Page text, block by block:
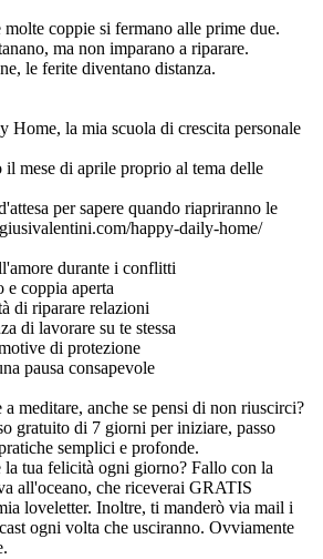
coppie si fermano alle prime due.
ma non imparano a riparare.
le ferite diventano distanza.
Home, la mia scuola di crescita personale
il mese di aprile proprio al tema delle
per sapere quando riapriranno le
happy-daily-home/
durante i conflitti
e coppia aperta
di riparare relazioni
di lavorare su te stessa
di protezione
pausa consapevole
meditare, anche se pensi di non riuscirci?
gratuito di 7 giorni per iniziare, passo
semplici e profonde.
tua felicità ogni giorno? Fallo con la
all'oceano, che riceverai GRATIS
loveletter. Inoltre, ti manderò via mail i
ogni volta che usciranno. Ovviamente